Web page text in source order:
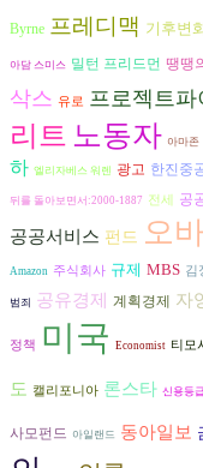
Byrne 프레디맥 기후변
아담 스미스 밀턴 프리드먼 땡땡
삭스 유로 프로젝트파
리트 노동자 아마존
하 엘리자베스 워렌 광고 한진중
뒤를 돌아보면서:2000-1887 전세 공
공공서비스 펀드 오
Amazon 주식회사 규제 MBS 김
범죄 공유경제 계획경제 자
정책 미국 Economist 티모
도 캘리포니아 론스타 신용등
사모펀드 아일랜드 동아일보